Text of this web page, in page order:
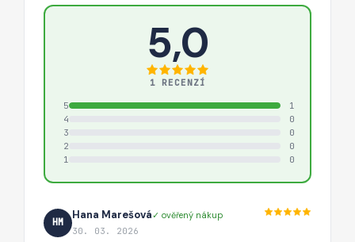
5,0
1 RECENZÍ
5
1
4
0
3
0
2
0
1
0
HM
Hana Marešová✓ ověřený nákup
30. 03. 2026